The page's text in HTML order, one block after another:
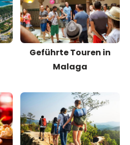
Geführte Touren in
Malaga